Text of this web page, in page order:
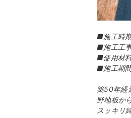
■施工時
■施工工
■使用材
■施工期
築50年経
野地板か
スッキリ